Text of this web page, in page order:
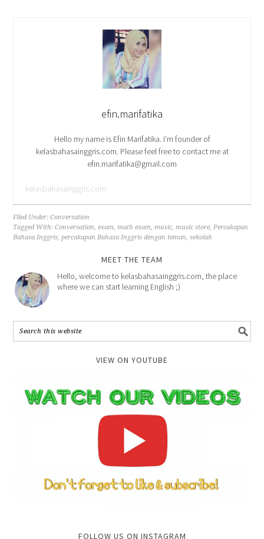
efin.marifatika
Hello my name is Efin Marifatika. I’m founder of
kelasbahasainggris.com. Please feel free to contact me at
efin.marifatika@gmail.com
kelasbahasainggris.com
Filed Under:Conversation
Tagged With:Conversation,exam,math exam,music,music store,Percakapan
Bahasa Inggris,percakapan Bahasa Inggris dengan teman,sekolah
MEET THE TEAM
Hello, welcome to kelasbahasainggris.com, the place
where we can start learning English ;)
VIEW ON YOUTUBE
FOLLOW US ON INSTAGRAM